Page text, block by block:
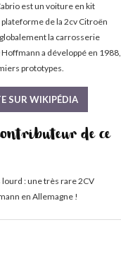
est un voiture en kit
de la 2cv Citroën
la carrosserie
a développé en 1988,
prototypes.
SUR WIKIPÉDIA
de ce
: une très rare 2CV
en Allemagne !